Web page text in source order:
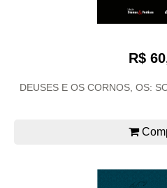
R$
DEUSES E OS CORNOS, OS: